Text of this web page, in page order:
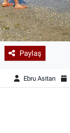
Paylaş
Ebru Asitan